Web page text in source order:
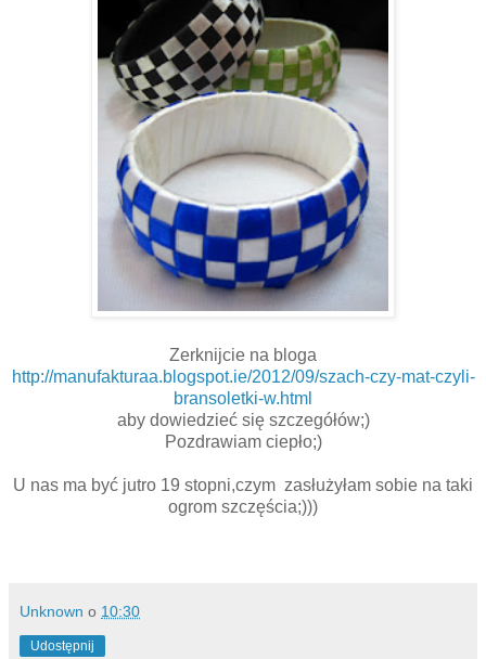
Zerknijcie na bloga
http://manufakturaa.blogspot.ie/2012/09/szach-czy-mat-czyli-
bransoletki-w.html
aby dowiedzieć się szczegółów;)
Pozdrawiam ciepło;)
U nas ma być jutro 19 stopni,czym zasłużyłam sobie na taki
ogrom szczęścia;)))
Unknown o 10:30
Udostępnij